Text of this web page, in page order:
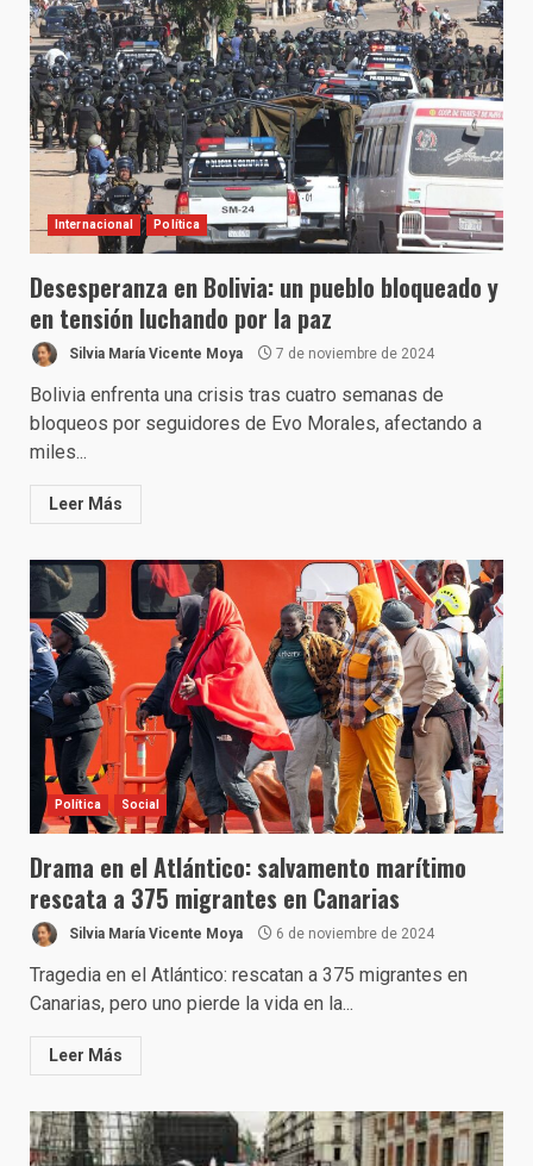
Internacional Política
Desesperanza en Bolivia: un pueblo bloqueado y
en tensión luchando por la paz
Silvia María Vicente Moya 7 de noviembre de 2024
Bolivia enfrenta una crisis tras cuatro semanas de
bloqueos por seguidores de Evo Morales, afectando a
miles...
Leer Más
Política Social
Drama en el Atlántico: salvamento marítimo
rescata a 375 migrantes en Canarias
Silvia María Vicente Moya 6 de noviembre de 2024
Tragedia en el Atlántico: rescatan a 375 migrantes en
Canarias, pero uno pierde la vida en la...
Leer Más